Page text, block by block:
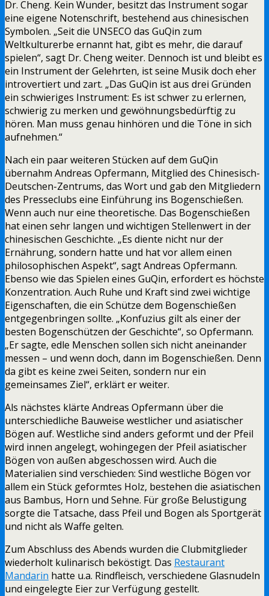
Dr. Cheng. Kein Wunder, besitzt das Instrument sogar
eine eigene Notenschrift, bestehend aus chinesischen
Symbolen. „Seit die UNSECO das GuQin zum
Weltkulturerbe ernannt hat, gibt es mehr, die darauf
spielen“, sagt Dr. Cheng weiter. Dennoch ist und bleibt es
ein Instrument der Gelehrten, ist seine Musik doch eher
introvertiert und zart. „Das GuQin ist aus drei Gründen
ein schwieriges Instrument: Es ist schwer zu erlernen,
schwierig zu merken und gewöhnungsbedürftig zu
hören. Man muss genau hinhören und die Töne in sich
aufnehmen.“
Nach ein paar weiteren Stücken auf dem GuQin
übernahm Andreas Opfermann, Mitglied des Chinesisch-
Deutschen-Zentrums, das Wort und gab den Mitgliedern
des Presseclubs eine Einführung ins Bogenschießen.
Wenn auch nur eine theoretische. Das Bogenschießen
hat einen sehr langen und wichtigen Stellenwert in der
chinesischen Geschichte. „Es diente nicht nur der
Ernährung, sondern hatte und hat vor allem einen
philosophischen Aspekt“, sagt Andreas Opfermann.
Ebenso wie das Spielen eines GuQin, erfordert es höchste
Konzentration. Auch Ruhe und Kraft sind zwei wichtige
Eigenschaften, die ein Schütze dem Bogenschießen
entgegenbringen sollte. „Konfuzius gilt als einer der
besten Bogenschützen der Geschichte“, so Opfermann.
„Er sagte, edle Menschen sollen sich nicht aneinander
messen – und wenn doch, dann im Bogenschießen. Denn
da gibt es keine zwei Seiten, sondern nur ein
gemeinsames Ziel“, erklärt er weiter.
Als nächstes klärte Andreas Opfermann über die
unterschiedliche Bauweise westlicher und asiatischer
Bögen auf. Westliche sind anders geformt und der Pfeil
wird innen angelegt, wohingegen der Pfeil asiatischer
Bögen von außen abgeschossen wird. Auch die
Materialien sind verschieden: Sind westliche Bögen vor
allem ein Stück geformtes Holz, bestehen die asiatischen
aus Bambus, Horn und Sehne. Für große Belustigung
sorgte die Tatsache, dass Pfeil und Bogen als Sportgerät
und nicht als Waffe gelten.
Zum Abschluss des Abends wurden die Clubmitglieder
wiederholt kulinarisch beköstigt. Das Restaurant
Mandarin hatte u.a. Rindfleisch, verschiedene Glasnudeln
und eingelegte Eier zur Verfügung gestellt.